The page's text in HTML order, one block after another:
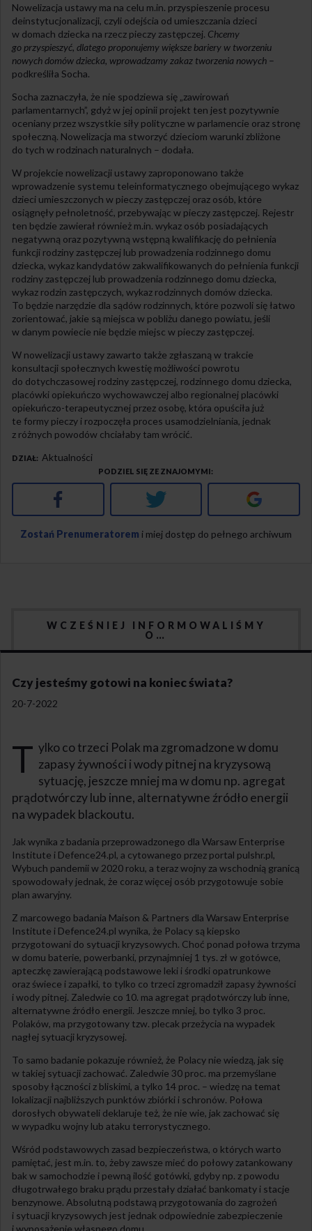
Nowelizacja ustawy ma na celu m.in. przyspieszenie procesu
deinstytucjonalizacji, czyli odejścia od umieszczania dzieci
w domach dziecka na rzecz pieczy zastępczej. Chcemy
go przyspieszyć, dlatego proponujemy większe bariery w tworzeniu
nowych domów dziecka, wprowadzamy zakaz tworzenia nowych –
podkreśliła Socha.
Socha zaznaczyła, że nie spodziewa się „zawirowań
parlamentarnych”, gdyż w jej opinii projekt ten jest pozytywnie
oceniany przez wszystkie siły polityczne w parlamencie oraz stronę
społeczną. Nowelizacja ma stworzyć dzieciom warunki zbliżone
do tych w rodzinach naturalnych – dodała.
W projekcie nowelizacji ustawy zaproponowano także
wprowadzenie systemu teleinformatycznego obejmującego wykaz
dzieci umieszczonych w pieczy zastępczej oraz osób, które
osiągnęły pełnoletność, przebywając w pieczy zastępczej. Rejestr
ten będzie zawierał również m.in. wykaz osób posiadających
negatywną oraz pozytywną wstępną kwalifikację do pełnienia
funkcji rodziny zastępczej lub prowadzenia rodzinnego domu
dziecka, wykaz kandydatów zakwalifikowanych do pełnienia funkcji
rodziny zastępczej lub prowadzenia rodzinnego domu dziecka,
wykaz rodzin zastępczych, wykaz rodzinnych domów dziecka.
To będzie narzędzie dla sądów rodzinnych, które pozwoli się łatwo
zorientować, jakie są miejsca w pobliżu danego powiatu, jeśli
w danym powiecie nie będzie miejsc w pieczy zastępczej.
W nowelizacji ustawy zawarto także zgłaszaną w trakcie
konsultacji społecznych kwestię możliwości powrotu
do dotychczasowej rodziny zastępczej, rodzinnego domu dziecka,
placówki opiekuńczo wychowawczej albo regionalnej placówki
opiekuńczo-terapeutycznej przez osobę, która opuściła już
te formy pieczy i rozpoczęła proces usamodzielniania, jednak
z różnych powodów chciałaby tam wrócić.
DZIAŁ Aktualności
PODZIEL SIĘ ZE ZNAJOMYMI
Facebook Twitter Google+
Zostań Prenumeratorem i miej dostęp do pełnego archiwum
WCZEŚNIEJ INFORMOWALIŚMY
O…
Czy jesteśmy gotowi na koniec świata?
20-7-2022
T ylko co trzeci Polak ma zgromadzone w domu
zapasy żywności i wody pitnej na kryzysową
sytuację, jeszcze mniej ma w domu np. agregat
prądotwórczy lub inne, alternatywne źródło energii
na wypadek blackoutu.
Jak wynika z badania przeprowadzonego dla Warsaw Enterprise
Institute i Defence24.pl, a cytowanego przez portal pulshr.pl,
Wybuch pandemii w 2020 roku, a teraz wojny za wschodnią granicą
spowodowały jednak, że coraz więcej osób przygotowuje sobie
plan awaryjny.
Z marcowego badania Maison & Partners dla Warsaw Enterprise
Institute i Defence24.pl wynika, że Polacy są kiepsko
przygotowani do sytuacji kryzysowych. Choć ponad połowa trzyma
w domu baterie, powerbanki, przynajmniej 1 tys. zł w gotówce,
apteczkę zawierającą podstawowe leki i środki opatrunkowe
oraz świece i zapałki, to tylko co trzeci zgromadził zapasy żywności
i wody pitnej. Zaledwie co 10. ma agregat prądotwórczy lub inne,
alternatywne źródło energii. Jeszcze mniej, bo tylko 3 proc.
Polaków, ma przygotowany tzw. plecak przeżycia na wypadek
nagłej sytuacji kryzysowej.
To samo badanie pokazuje również, że Polacy nie wiedzą, jak się
w takiej sytuacji zachować. Zaledwie 30 proc. ma przemyślane
sposoby łączności z bliskimi, a tylko 14 proc. – wiedzę na temat
lokalizacji najbliższych punktów zbiórki i schronów. Połowa
dorosłych obywateli deklaruje też, że nie wie, jak zachować się
w wypadku wojny lub ataku terrorystycznego.
Wśród podstawowych zasad bezpieczeństwa, o których warto
pamiętać, jest m.in. to, żeby zawsze mieć do połowy zatankowany
bak w samochodzie i pewną ilość gotówki, gdyby np. z powodu
długotrwałego braku prądu przestały działać bankomaty i stacje
benzynowe. Absolutną podstawą przygotowania do zagrożeń
i sytuacji kryzysowych jest jednak odpowiednie zabezpieczenie